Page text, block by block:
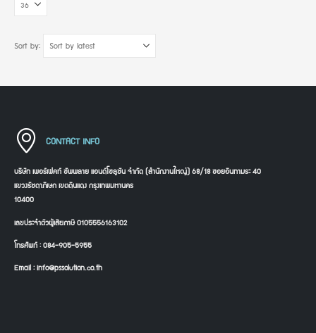
Sort by:
CONTACT INFO
บริษัท เพอร์เฟคท์ ซัพพลาย แอนด์โซลูชัน จำกัด (สำนักงานใหญ่) 68/18 ซอยอินทามระ 40
แขวงรัชดาภิเษก เขตดินแดง กรุงเทพมหานคร
10400
เลขประจำตัวผู้เสียภาษี 0105556163102
โทรศัพท์ : 084-905-5955
Email : info@pssolution.co.th